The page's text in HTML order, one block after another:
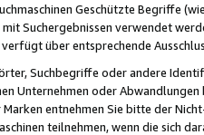
Geschützte Begriffe
Suchergebnissen verwendet
über entsprechende
Suchbegriffe oder andere
Unternehmen oder
entnehmen Sie bitte der
teilnehmen, wenn die sich